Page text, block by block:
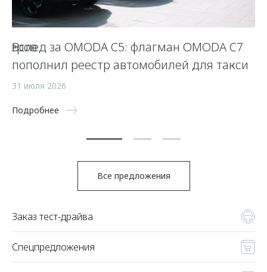
Вслед за OMODA C5: флагман OMODA C7
пополнил реестр автомобилей для такси
31 июля 2026
Подробнее
Все предложения
Заказ тест-драйва
Спецпредложения